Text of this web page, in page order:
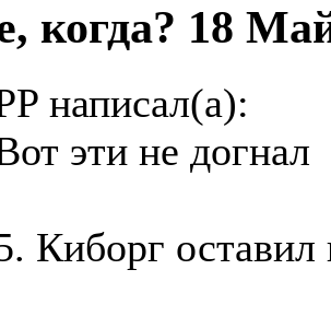
когда? 18
написал(а):
эти не догнал
Киборг